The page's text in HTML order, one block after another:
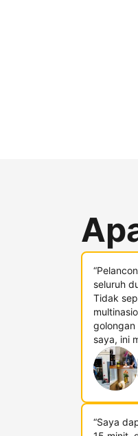
Tarik
seluruh
Tidak
golongan
saya, ini
“Saya